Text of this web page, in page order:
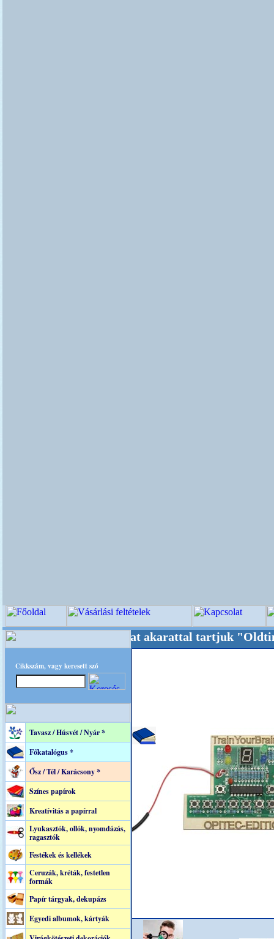
Cikkszám, vagy keresett szó
Tavasz / Húsvét / Nyár *
Főkatalógus *
Ősz / Tél / Karácsony *
Színes papírok
Kreatívitás a papírral
Lyukasztók, ollók, nyomdázás,
ragasztók
Festékek és kellékek
Ceruzák, kréták, festetlen
formák
Papír tárgyak, dekupázs
Egyedi albumok, kártyák
Oldalunkat akarattal tartjuk "Oldtimer/